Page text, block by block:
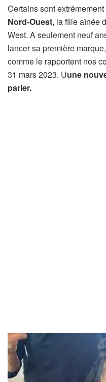
Certains sont
Nord-Ouest, la fille aînée
West. A seulement neuf
lancer sa première
comme le rapportent nos
31 mars 2023. Uune
parler.